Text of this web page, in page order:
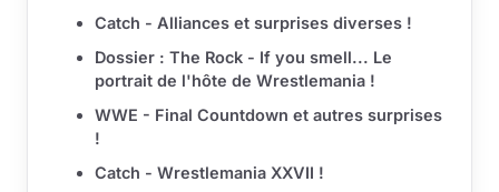
Catch - Alliances et surprises diverses !
Dossier : The Rock - If you smell... Le
portrait de l'hôte de Wrestlemania !
WWE - Final Countdown et autres surprises
!
Catch - Wrestlemania XXVII !